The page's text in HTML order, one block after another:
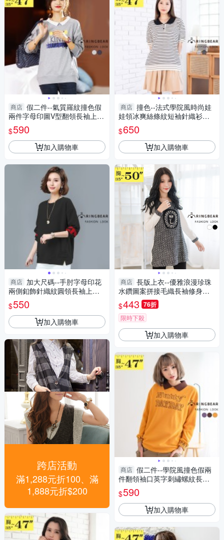
商店 假二件--氣質羅紋撞色假
兩件字母印圖V型翻領長袖上衣
(淺灰.深灰L-3L)-X422眼圈熊中
大尺碼
$590
加入購物車
商店 加大尺碼--手肘字母印花
兩側釦飾針織紋圓領長袖上衣
(黑.粉.藍XL-3L)-X457眼圈熊中
大尺碼
$550
加入購物車
跨店活動
滿1,288元折100、滿
1,888元折$200
商店 撞色--法式學院風時尚娃
娃領冰爽絲條紋短袖針織衫上
衣(黑.杏L-3L)-U821眼圈熊中大
尺碼
$650
加入購物車
商店 長版上衣--優雅浪漫珍珠
水鑽圖案拼接毛織長袖修身長
上衣(白.黑XL-5L)-A216眼圈熊
中大尺碼
$443 76折
限時下殺
加入購物車
商店 假二件--學院風撞色假兩
件翻領袖口英字刺繡螺紋長袖
上衣(咖.黃.紫L-3L)-X440眼圈
熊中大尺碼
$590
加入購物車